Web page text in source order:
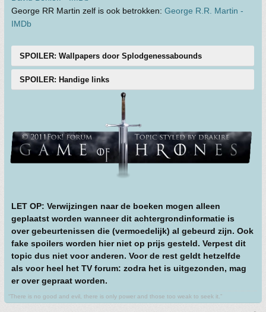
George RR Martin zelf is ook betrokken: George R.R. Martin -
IMDb
SPOILER: Wallpapers door Splodgenessabounds
SPOILER: Handige links
LET OP: Verwijzingen naar de boeken mogen alleen
geplaatst worden wanneer dit achtergrondinformatie is
over gebeurtenissen die (vermoedelijk) al gebeurd zijn. Ook
fake spoilers worden hier niet op prijs gesteld. Verpest dit
topic dus niet voor anderen. Voor de rest geldt hetzelfde
als voor heel het TV forum: zodra het is uitgezonden, mag
er over gepraat worden.
“There is no good and evil, there is only power and those too weak to seek it.”